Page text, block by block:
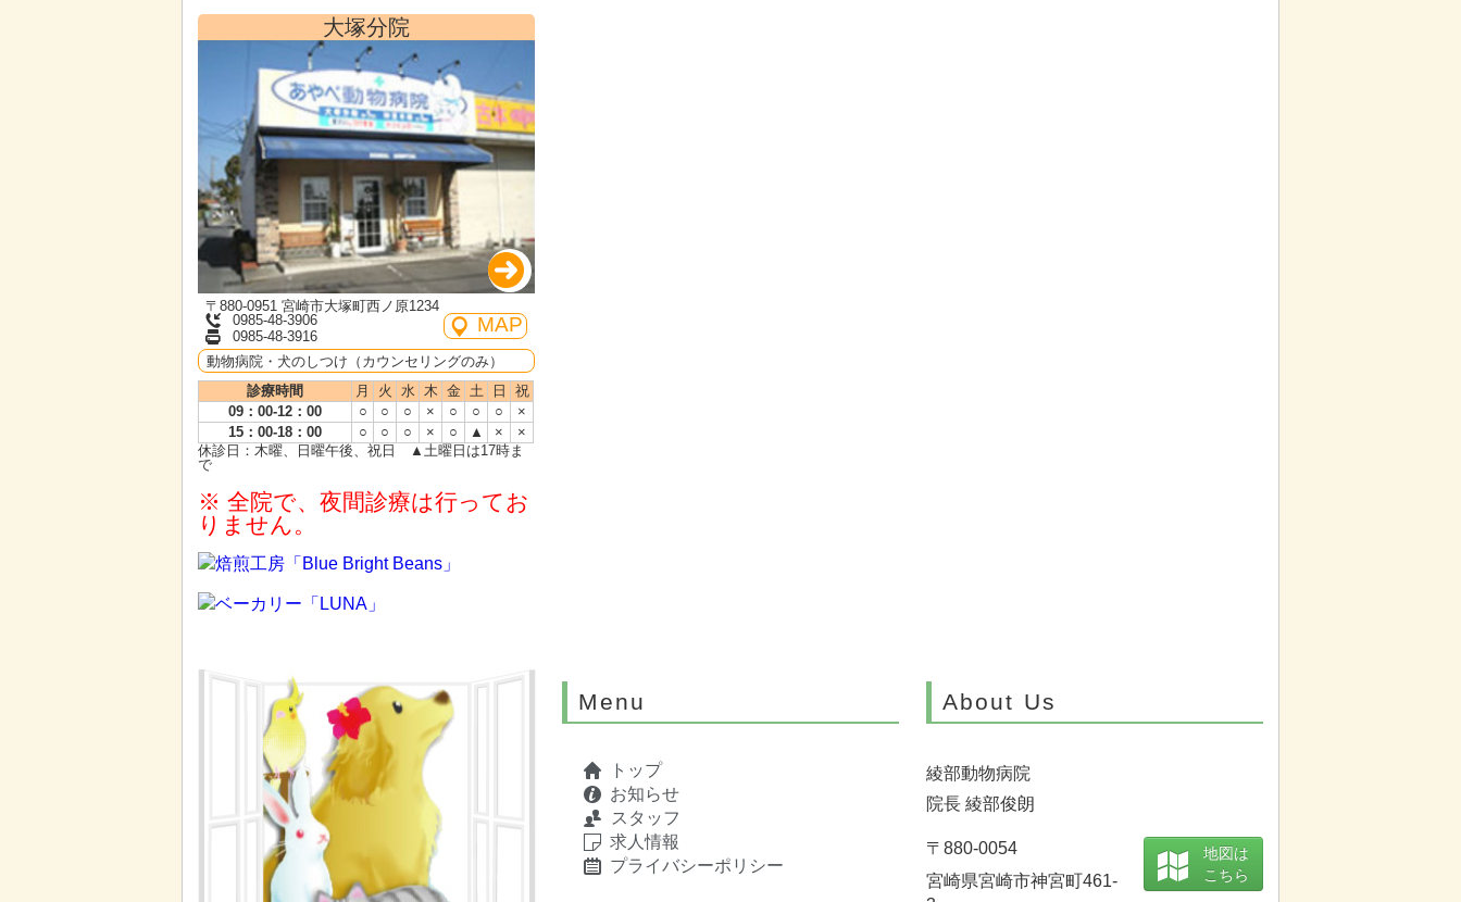
大塚分院
〒880-0951 宮崎市大塚町西ノ原1234
MAP
0985-48-3906
0985-48-3916
動物病院・犬のしつけ（カウンセリングのみ）
診療時間
月 火 水 木 金 土 日
祝
09：00-12：00
○ ○ ○ × ○ ○ ○
×
15：00-18：00
○ ○ ○ × ○ ▲ ×
×
休診日：木曜、日曜午後、祝日 ▲土曜日は17時ま
で
※ 全院で、夜間診療は行ってお
りません。
Menu
トップ
お知らせ
スタッフ
求人情報
プライバシーポリシー
About Us
綾部動物病院
院長 綾部俊朗
地図は
こちら
〒880-0054
宮崎県宮崎市神宮町461-